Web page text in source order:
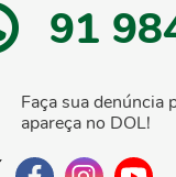
91
Faça sua
apareça no DOL!